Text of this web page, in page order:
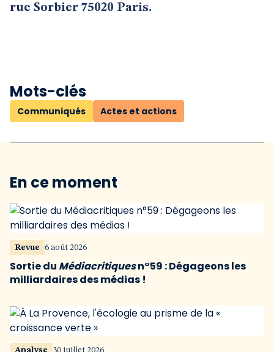
rue Sorbier 75020 Paris.
Mots-clés
Communiqués Actes et actions
En ce moment
Revue 6 août 2026
Sortie du Médiacritiquesn°59 : Dégageons les
milliardaires des médias !
Analyse 30 juillet 2026